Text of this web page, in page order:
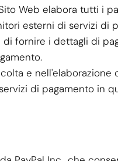
Web elabora tutti i
esterni di servizi di
fornire i dettagli di
e nell'elaborazione
di pagamento in